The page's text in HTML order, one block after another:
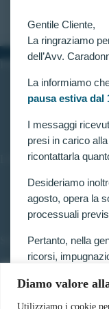
Diamo valore
Utilizziamo i cookie
Gentile Cliente,
La ringraziamo
dell’Avv.
La informiamo
pausa estiva dal
I messaggi
presi in carico
ricontattarla
Desideriamo
agosto, opera la
processuali
Pertanto, nella
ricorsi,
sospesi.
Home
Chi siamo
LINK UTILI
Prenota
Privacy e Cookie
SERVIZI
Forze armate e
Concorsi pubblici
Pubblico impiego